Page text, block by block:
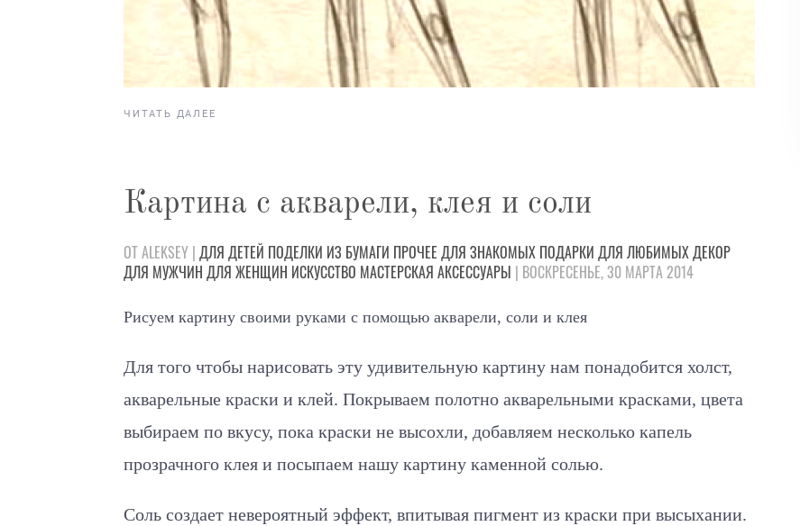
ЧИТАТЬ ДАЛЕЕ
Картина с акварели, клея и соли
ОТ ALEKSEY | ДЛЯ ДЕТЕЙ ПОДЕЛКИ ИЗ БУМАГИ ПРОЧЕЕ ДЛЯ ЗНАКОМЫХ ПОДАРКИ ДЛЯ ЛЮБИМЫХДЕКОР
ДЛЯ МУЖЧИН ДЛЯ ЖЕНЩИН ИСКУССТВО МАСТЕРСКАЯ АКСЕССУАРЫ | ВОСКРЕСЕНЬЕ, 30 МАРТА 2014
Рисуем картину своими руками с помощью акварели, соли и клея
Для того чтобы нарисовать эту удивительную картину нам понадобится холст,
акварельные краски и клей. Покрываем полотно акварельными красками, цвета
выбираем по вкусу, пока краски не высохли, добавляем несколько капель
прозрачного клея и посыпаем нашу картину каменной солью.
Соль создает невероятный эффект, впитывая пигмент из краски при высыхании.